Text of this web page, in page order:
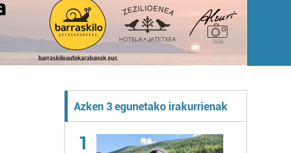
Azken 3 egunetako irakurrienak
1